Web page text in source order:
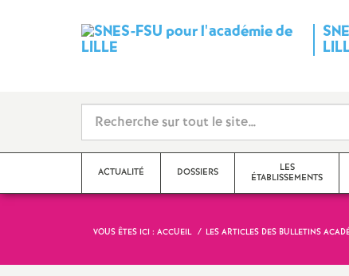
ACTUALITÉ DOSSIERS
Sociale Complémentaire (PSC)
LES
ÉTABLISSEMENTS
VOUS ÊTES ICI : ACCUEIL LES ARTICLES DES BULLETINS